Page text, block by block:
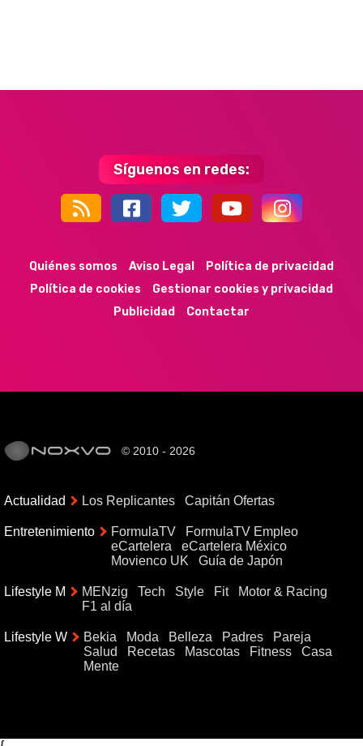
Síguenos en redes:
44k 9k 35k 352
Quiénes somos Aviso Legal
Política de privacidad
Política de cookies
Gestionar cookies y privacidad
Publicidad
Contactar
© 2010 - 2026
Actualidad Los Replicantes Capitán Ofertas
Entretenimiento FormulaTV
FormulaTV Empleo
eCartelera
eCartelera México
Movienco UK
Guía de Japón
Lifestyle M MENzig Tech Style Fit
Motor & Racing
F1 al día
Lifestyle W Bekia Moda Belleza Padres
Pareja
Salud
Recetas Mascotas Fitness
Casa
Mente